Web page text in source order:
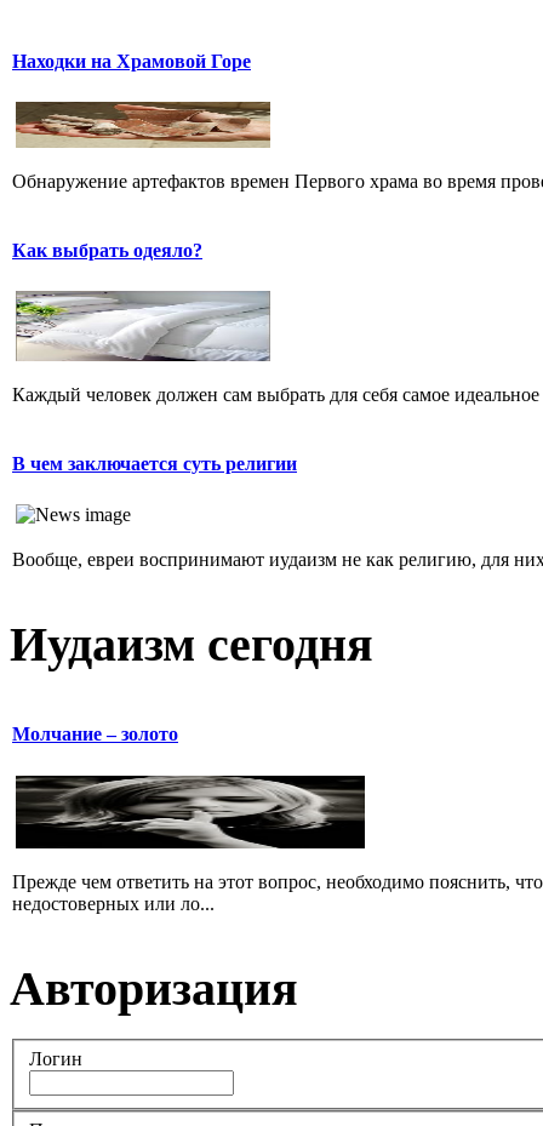
Находки на Храмовой Горе
Обнаружение артефактов времен Первого храма во время
Как выбрать одеяло?
Каждый человек должен сам выбрать для себя самое
В чем заключается суть религии
Вообще, евреи воспринимают иудаизм не как религию, для
Иудаизм сегодня
Молчание – золото
Прежде чем ответить на этот вопрос, необходимо пояснить,
недостоверных или ло...
Авторизация
Логин